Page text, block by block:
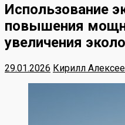
Использование
повышения
увеличения
29.01.2026 Кирилл